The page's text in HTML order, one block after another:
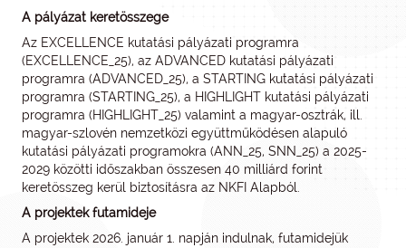
A pályázat keretösszege
Az EXCELLENCE kutatási pályázati programra
(EXCELLENCE_25), az ADVANCED kutatási pályázati
programra (ADVANCED_25), a STARTING kutatási pályázati
programra (STARTING_25), a HIGHLIGHT kutatási pályázati
programra (HIGHLIGHT_25) valamint a magyar-osztrák, ill.
magyar-szlovén nemzetközi együttműködésen alapuló
kutatási pályázati programokra (ANN_25, SNN_25) a 2025-
2029 közötti időszakban összesen 40 milliárd forint
keretösszeg kerül biztosításra az NKFI Alapból.
A projektek futamideje
A projektek 2026. január 1. napján indulnak, futamidejük